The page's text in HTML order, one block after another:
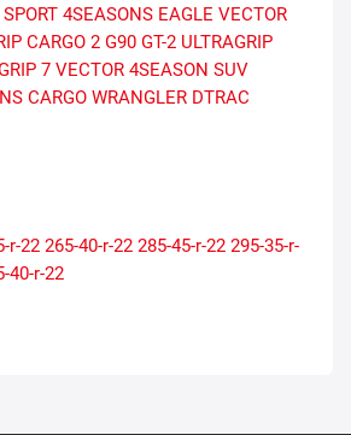
4SEASONS EAGLE VECTOR
CARGO 2 G90 GT-2 ULTRAGRIP
7 VECTOR 4SEASON SUV
CARGO WRANGLER DTRAC
r-22 265-40-r-22 285-45-r-22 295-35-r-
40-r-22